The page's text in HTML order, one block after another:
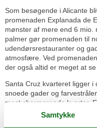
Som besøgende i Alicante
promenaden Explanada de
mønster af mere end 6 mio.
palmer gør promenaden til
udendørsrestauranter og
atmosfære. Ved
der også altid er meget at se
Santa Cruz kvarteret ligger i
snoede gader og
mest charmerende kvarter.
det arkæologiske museum.
interaktive og
Samtykke